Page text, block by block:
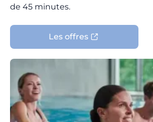
de 45 minutes.
Les offres